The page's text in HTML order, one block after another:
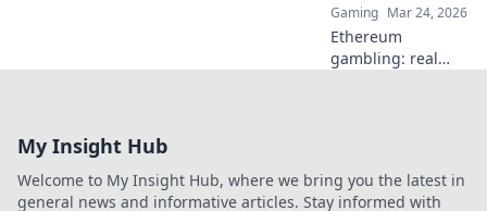
Gaming Mar 24, 2026
Ethereum
gambling: real
My Insight Hub
Welcome to My Insight Hub, where we bring you the latest in
general news and informative articles. Stay informed with